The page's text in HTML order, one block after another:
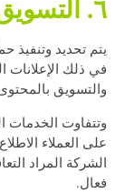
٦. التسويق الرقمي
يتم تحديد وتنفيذ
في ذلك الإعلانات
والتسويق
وتتفاوت الخدمات
على العملاء
الشركة المراد
فعال.